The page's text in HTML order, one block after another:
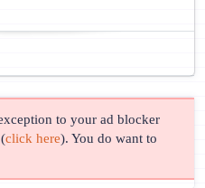
to your ad blocker
click here). You do want to